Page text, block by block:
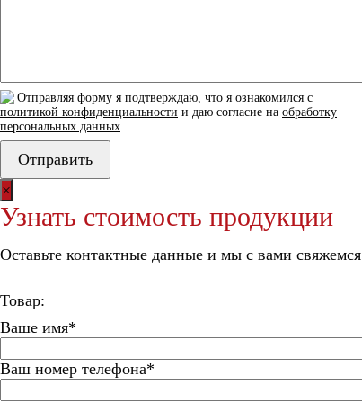
Отправляя форму я подтверждаю, что я ознакомился с
политикой конфиденциальности и даю согласие на обработку
персональных данных
×
Узнать стоимость продукции
Оставьте контактные данные и мы с вами свяжемся
Товар:
Ваше имя*
Ваш номер телефона*